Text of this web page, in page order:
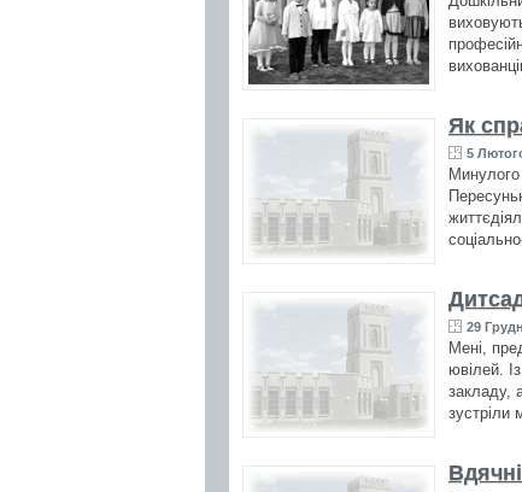
Як
5
29
Мені,
ювілей.
закладу,
зустріли